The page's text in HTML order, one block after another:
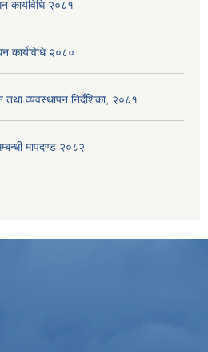
कार्यविधि २०८१
कार्यविधि २०८०
व्यवस्थापन निर्देशिका, २०८१
मापदण्ड २०८२